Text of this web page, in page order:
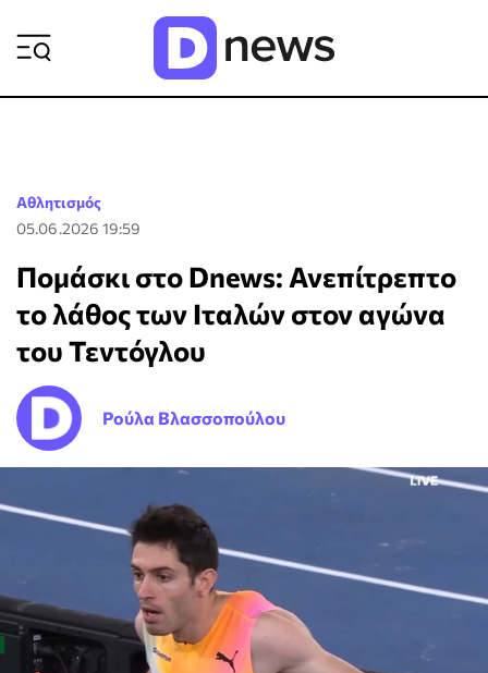
Αθλητισμός
05.06.2026 19:59
Πομάσκι στο Dnews: Ανεπίτρεπτο
το λάθος των Ιταλών στον αγώνα
του Τεντόγλου
Ρούλα Βλασσοπούλου